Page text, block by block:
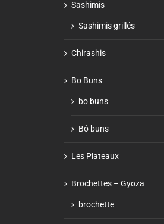
Sashimis
Sashimis grillés
Chirashis
Bo Buns
bo buns
Bô buns
Les Plateaux
Brochettes – Gyoza
brochette